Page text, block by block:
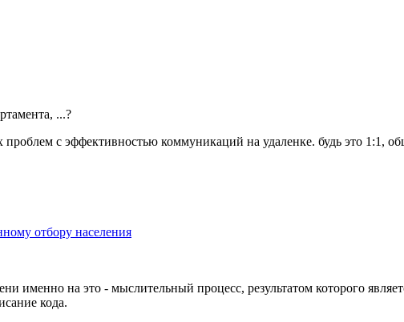
...?
с эффективностью коммуникаций на удаленке. будь это 1:1,
отбору населения
именно на это - мыслительный процесс, результатом которого
кода.